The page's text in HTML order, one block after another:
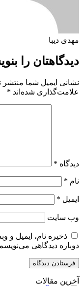
مهدی دیبا
دیدگاهتان را
نشانی ایمیل شما منتشر
علامت‌گذاری شده‌اند *
دیدگاه *
نام *
ایمیل *
وب‌ سایت
ذخیره نام، ایمیل و
دوباره دیدگاهی
آخرین مقالات